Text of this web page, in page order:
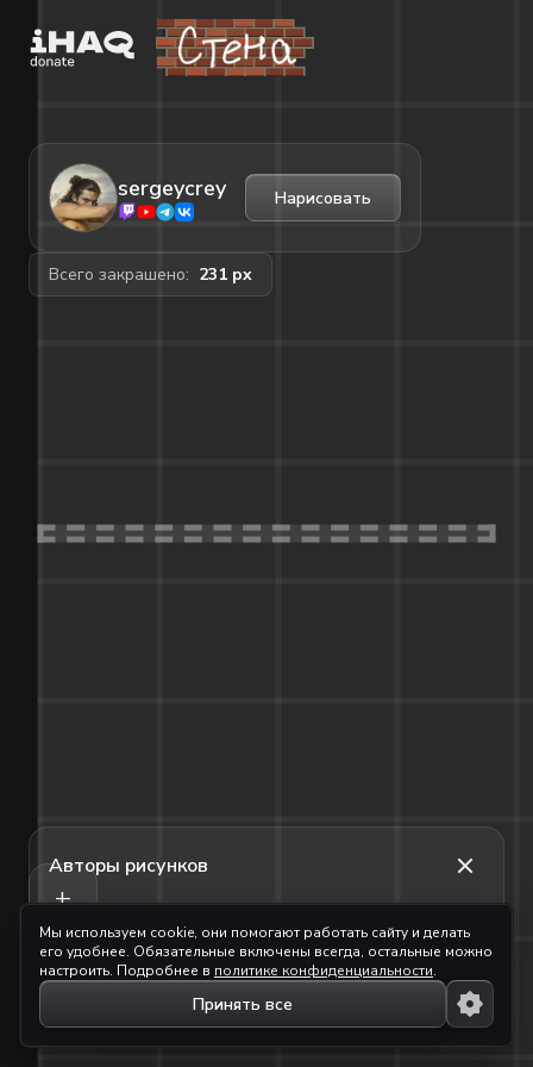
sergeycrey Нарисовать
Всего закрашено: 231 px
+
-
Авторы рисунков
ТОП-5 ХУДОЖНИКОВ ★
Бритая киска 231px
03.05.2026
Поделиться
Мы используем cookie, они помогают работать сайту и делать
его удобнее. Обязательные включены всегда, остальные можно
настроить. Подробнее в политике конфиденциальности.
Принять все